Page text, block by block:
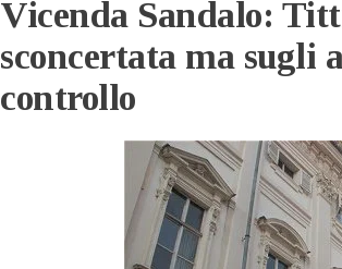
Vicenda Sandalo:
sconcertata ma sugli
controllo